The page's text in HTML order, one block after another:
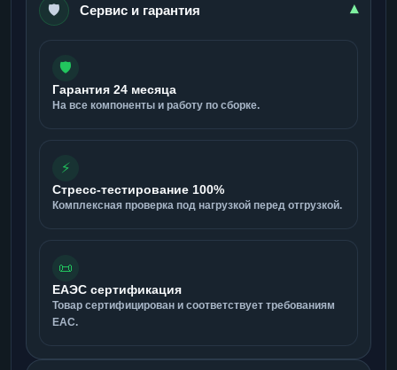
🛡️ Сервис и гарантия ▾
🛡️
Гарантия 24 месяца
На все компоненты и работу по сборке.
⚡
Стресс-тестирование 100%
Комплексная проверка под нагрузкой перед отгрузкой.
📜
ЕАЭС сертификация
Товар сертифицирован и соответствует требованиям
ЕАС.